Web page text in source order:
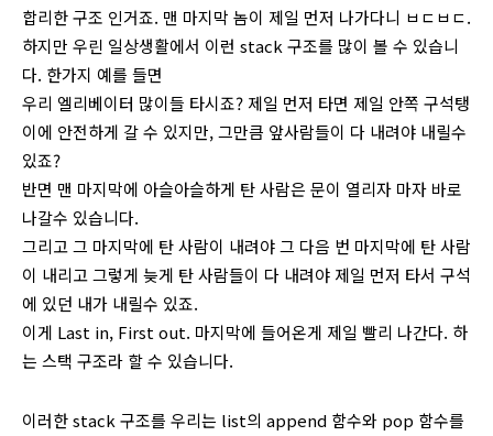
합리한 구조 인거죠. 맨 마지막 놈이 제일 먼저 나가다니 ㅂㄷㅂㄷ.
하지만 우린 일상생활에서 이런 stack 구조를 많이 볼 수 있습니
다. 한가지 예를 들면
우리 엘리베이터 많이들 타시죠? 제일 먼저 타면 제일 안쪽 구석탱
이에 안전하게 갈 수 있지만, 그만큼 앞사람들이 다 내려야 내릴수
있죠?
반면 맨 마지막에 아슬아슬하게 탄 사람은 문이 열리자 마자 바로
나갈수 있습니다.
그리고 그 마지막에 탄 사람이 내려야 그 다음 번 마지막에 탄 사람
이 내리고 그렇게 늦게 탄 사람들이 다 내려야 제일 먼저 타서 구석
에 있던 내가 내릴수 있죠.
이게 Last in, First out. 마지막에 들어온게 제일 빨리 나간다. 하
는 스택 구조라 할 수 있습니다.
이러한 stack 구조를 우리는 list의 append 함수와 pop 함수를